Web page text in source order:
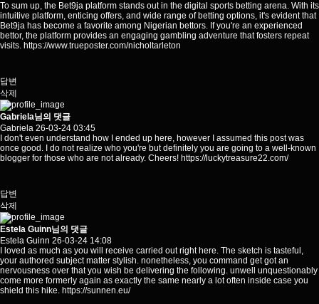
To sum up, the Bet9ja platform stands out in the digital sports betting arena. With its
intuitive platform, enticing offers, and wide range of betting options, it's evident that
Bet9ja has become a favorite among Nigerian bettors. If you're an experienced
bettor, the platform provides an engaging gambling adventure that fosters repeat
visits. https://www.trueposter.com/nicholtarleton
답변
삭제
Gabriela님의 댓글
Gabriela 26-03-24 03:45
I don't even understand how I ended up here, however I assumed this post was
once good. I do not realize who you're but definitely you are going to a well-known
blogger for those who are not already. Cheers! https://luckytreasure22.com/
답변
삭제
Estela Guinn님의 댓글
Estela Guinn 26-03-24 14:08
I loved as much as you will receive carried out right here. The sketch is tasteful,
your authored subject matter stylish. nonetheless, you command get got an
nervousness over that you wish be delivering the following. unwell unquestionably
come more formerly again as exactly the same nearly a lot often inside case you
shield this hike. https://sunnen.eu/